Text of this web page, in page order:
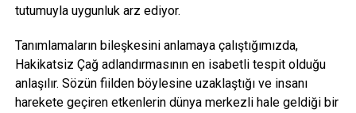
tutumuyla uygunluk arz ediyor.
Tanımlamaların bileşkesini anlamaya çalıştığımızda,
Hakikatsiz Çağ adlandırmasının en isabetli tespit olduğu
anlaşılır. Sözün fiilden böylesine uzaklaştığı ve insanı
harekete geçiren etkenlerin dünya merkezli hale geldiği bir